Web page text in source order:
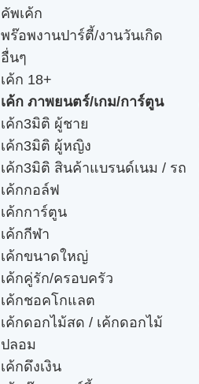
คัพเค้ก
พร๊อพงานปาร์ตี้/งานวันเกิด
อื่นๆ
เค้ก 18+
เค้ก ภาพยนตร์/เกม/การ์ตูน
เค้ก3มิติ ผู้ชาย
เค้ก3มิติ ผู้หญิง
เค้ก3มิติ สินค้าแบรนด์เนม / รถ
เค้กกอล์ฟ
เค้กการ์ตูน
เค้กกีฬา
เค้กขนาดใหญ่
เค้กคู่รัก/ครอบครัว
เค้กชอคโกแลต
เค้กดอกไม้สด / เค้กดอกไม้
ปลอม
เค้กดึงเงิน